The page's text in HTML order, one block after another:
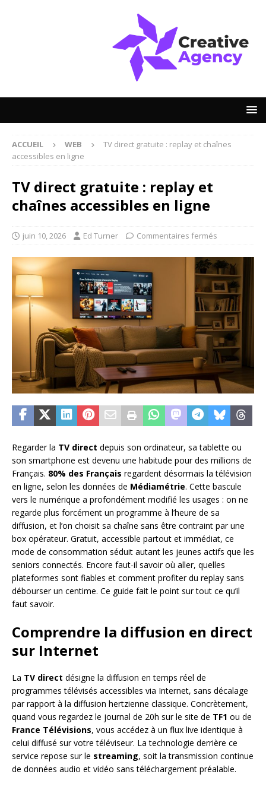
ACCUEIL WEB
TV direct gratuite : replay et chaînes
accessibles en ligne
TV direct gratuite : replay et
chaînes accessibles en ligne
juin 10, 2026 Ed Turner Commentaires fermés
Regarder la TV direct depuis son ordinateur, sa tablette ou
son smartphone est devenu une habitude pour des millions de
Français. 80% des Français regardent désormais la télévision
en ligne, selon les données de Médiamétrie. Cette bascule
vers le numérique a profondément modifié les usages : on ne
regarde plus forcément un programme à l’heure de sa
diffusion, et l’on choisit sa chaîne sans être contraint par une
box opérateur. Gratuit, accessible partout et immédiat, ce
mode de consommation séduit autant les jeunes actifs que les
seniors connectés. Encore faut-il savoir où aller, quelles
plateformes sont fiables et comment profiter du replay sans
débourser un centime. Ce guide fait le point sur tout ce qu’il
faut savoir.
Comprendre la diffusion en direct
sur Internet
La TV direct désigne la diffusion en temps réel de
programmes télévisés accessibles via Internet, sans décalage
par rapport à la diffusion hertzienne classique. Concrètement,
quand vous regardez le journal de 20h sur le site de TF1 ou de
France Télévisions, vous accédez à un flux live identique à
celui diffusé sur votre téléviseur. La technologie derrière ce
service repose sur le streaming, soit la transmission continue
de données audio et vidéo sans téléchargement préalable.